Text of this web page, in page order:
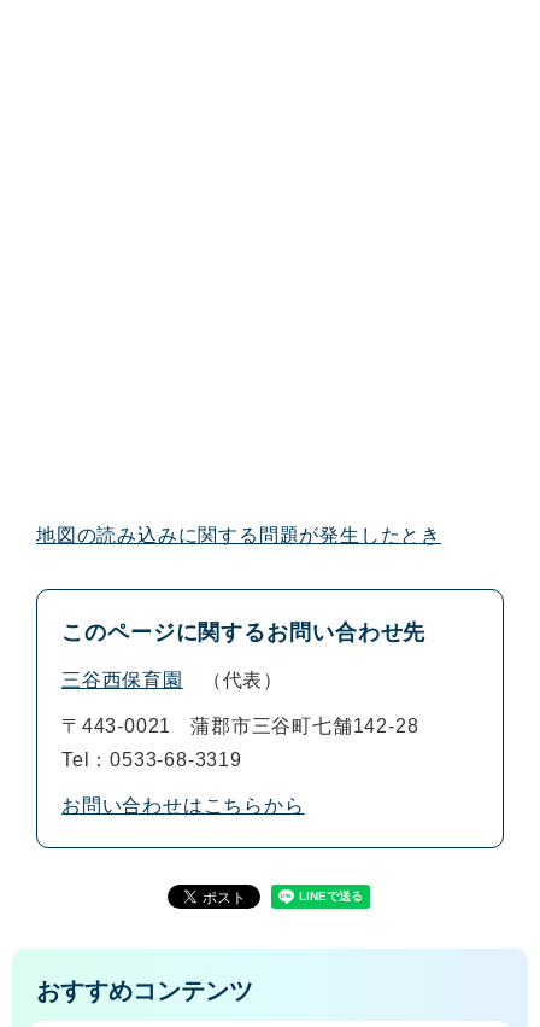
地図の読み込みに関する問題が発生したとき
このページに関するお問い合わせ先
三谷西保育園 代表
〒443-0021
蒲郡市三谷町七舗142-28
Tel：0533-68-3319
お問い合わせはこちらから
おすすめコンテンツ